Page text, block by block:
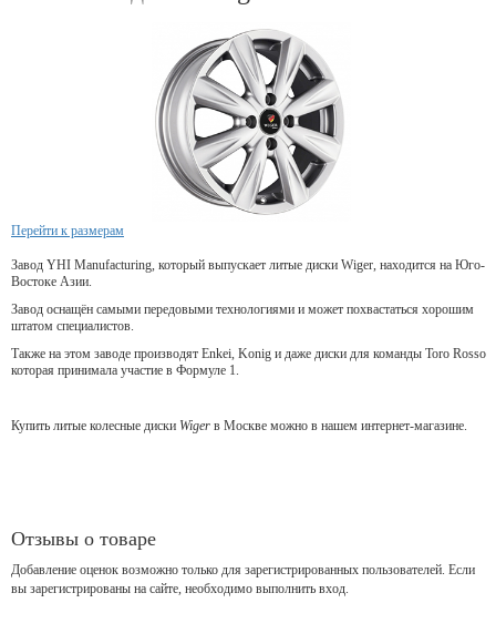
Перейти к размерам
Завод YHI Manufacturing, который выпускает литые диски Wiger, находится на Юго-
Востоке Азии.
Завод оснащён самыми передовыми технологиями и может похвастаться хорошим
штатом специалистов.
Также на этом заводе производят Enkei, Konig и даже диски для команды Toro Rosso
которая принимала участие в Формуле 1.
Купить литые колесные диски Wiger в Москве можно в нашем интернет-магазине.
Отзывы о товаре
Добавление оценок возможно только для зарегистрированных пользователей. Если
вы зарегистрированы на сайте, необходимо выполнить вход.